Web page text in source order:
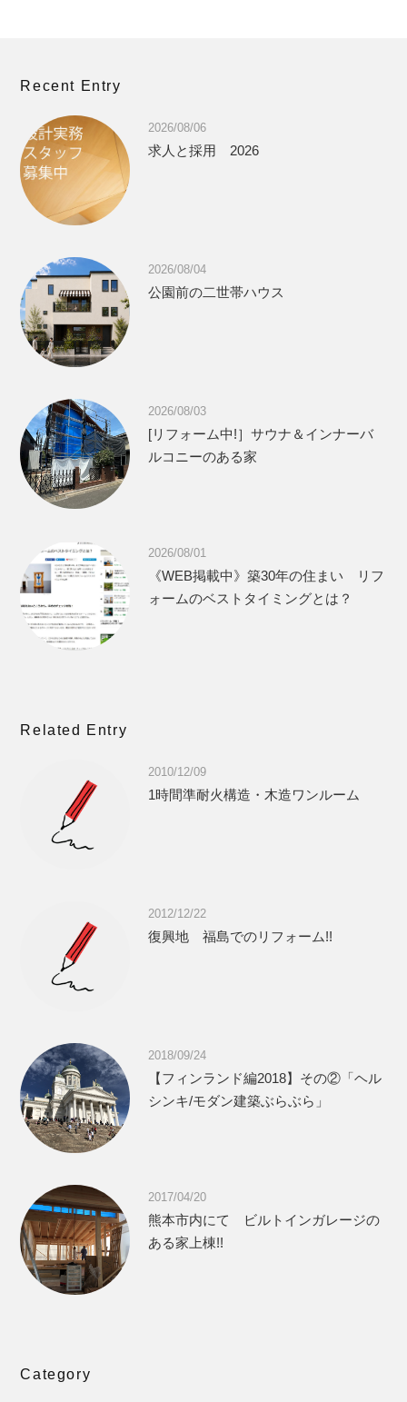
Recent Entry
2026/08/06
求人と採用 2026
2026/08/04
公園前の二世帯ハウス
2026/08/03
[リフォーム中!］サウナ＆インナーバ
ルコニーのある家
2026/08/01
《WEB掲載中》築30年の住まい リフ
ォームのベストタイミングとは？
Related Entry
2010/12/09
1時間準耐火構造・木造ワンルーム
2012/12/22
復興地 福島でのリフォーム!!
2018/09/24
【フィンランド編2018】その②「ヘル
シンキ/モダン建築ぶらぶら」
2017/04/20
熊本市内にて ビルトインガレージの
ある家上棟!!
Category